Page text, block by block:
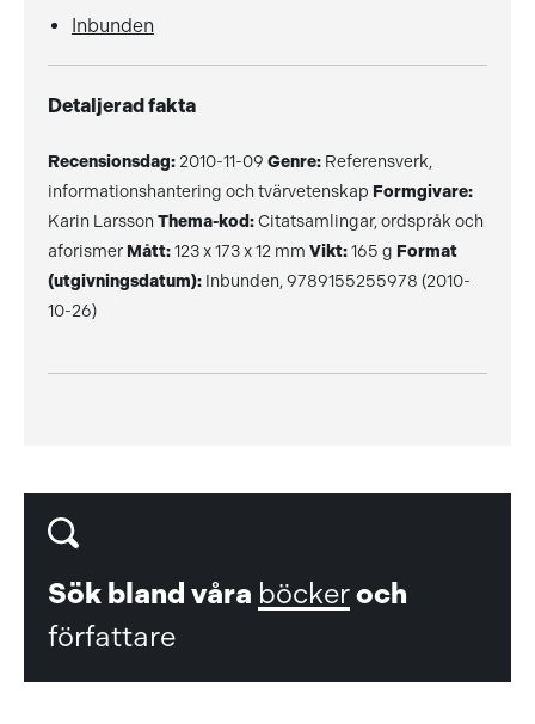
Inbunden
Detaljerad fakta
Recensionsdag: 2010-11-09 Genre: Referensverk,
informationshantering och tvärvetenskap Formgivare:
Karin Larsson Thema-kod:Citatsamlingar, ordspråk och
aforismer Mått:123 x 173 x 12 mm Vikt:165 g Format
(utgivningsdatum): Inbunden, 9789155255978 (2010-
10-26)
Sök bland våra böckeroch
författare